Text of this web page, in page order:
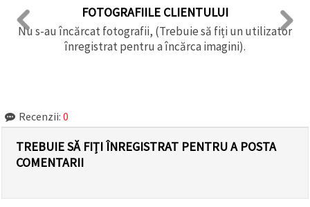
FOTOGRAFIILE CLIENTULUI
Nu s-au încărcat fotografii, (Trebuie să fiți un utilizator
înregistrat pentru a încărca imagini).
Recenzii: 0
TREBUIE SĂ FIȚI ÎNREGISTRAT PENTRU A POSTA
COMENTARII